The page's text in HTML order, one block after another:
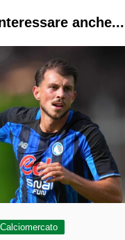
anche...
Calciomercato